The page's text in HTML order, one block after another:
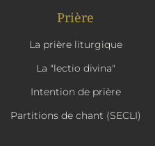
Prière
La prière liturgique
La "lectio divina"
Intention de prière
Partitions de chant (SECLI)